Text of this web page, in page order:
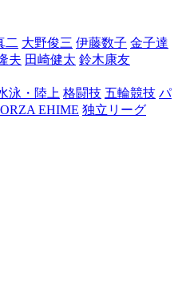
二 大野俊三 伊藤数子 金子達
夫 田崎健太 鈴木康友
泳・陸上 格闘技 五輪競技 パ
EHIME 独立リーグ